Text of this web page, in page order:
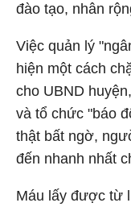
đào tạo, nhân
Việc quản lý
hiện một cách
cho UBND
và tổ chức "báo
thật bất ngờ,
đến nhanh nhất
Máu lấy được từ